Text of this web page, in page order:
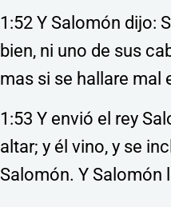
1:52 Y Salomón dijo:
bien, ni uno de sus
mas si se hallare mal
1:53 Y envió el rey
altar; y él vino, y se
Salomón. Y Salomón